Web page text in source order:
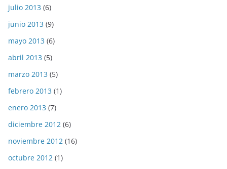
julio 2013 (6)
junio 2013 (9)
mayo 2013 (6)
abril 2013 (5)
marzo 2013 (5)
febrero 2013 (1)
enero 2013 (7)
diciembre 2012 (6)
noviembre 2012 (16)
octubre 2012 (1)